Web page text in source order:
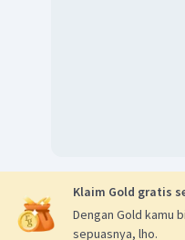
Klaim Gold gratis
Dengan Gold kamu
sepuasnya, lho.